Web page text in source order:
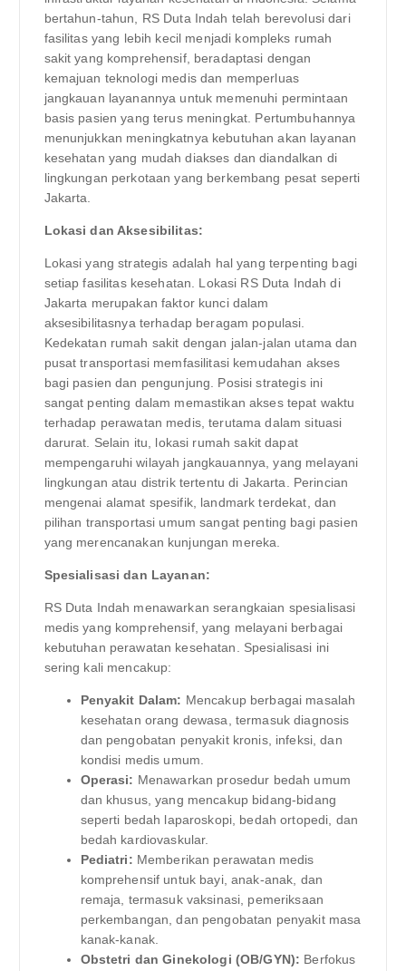
bertahun-tahun, RS Duta Indah telah berevolusi dari
fasilitas yang lebih kecil menjadi kompleks rumah
sakit yang komprehensif, beradaptasi dengan
kemajuan teknologi medis dan memperluas
jangkauan layanannya untuk memenuhi permintaan
basis pasien yang terus meningkat. Pertumbuhannya
menunjukkan meningkatnya kebutuhan akan layanan
kesehatan yang mudah diakses dan diandalkan di
lingkungan perkotaan yang berkembang pesat seperti
Jakarta.
Lokasi dan Aksesibilitas:
Lokasi yang strategis adalah hal yang terpenting bagi
setiap fasilitas kesehatan. Lokasi RS Duta Indah di
Jakarta merupakan faktor kunci dalam
aksesibilitasnya terhadap beragam populasi.
Kedekatan rumah sakit dengan jalan-jalan utama dan
pusat transportasi memfasilitasi kemudahan akses
bagi pasien dan pengunjung. Posisi strategis ini
sangat penting dalam memastikan akses tepat waktu
terhadap perawatan medis, terutama dalam situasi
darurat. Selain itu, lokasi rumah sakit dapat
mempengaruhi wilayah jangkauannya, yang melayani
lingkungan atau distrik tertentu di Jakarta. Perincian
mengenai alamat spesifik, landmark terdekat, dan
pilihan transportasi umum sangat penting bagi pasien
yang merencanakan kunjungan mereka.
Spesialisasi dan Layanan:
RS Duta Indah menawarkan serangkaian spesialisasi
medis yang komprehensif, yang melayani berbagai
kebutuhan perawatan kesehatan. Spesialisasi ini
sering kali mencakup:
Penyakit Dalam: Mencakup berbagai masalah
kesehatan orang dewasa, termasuk diagnosis
dan pengobatan penyakit kronis, infeksi, dan
kondisi medis umum.
Operasi: Menawarkan prosedur bedah umum
dan khusus, yang mencakup bidang-bidang
seperti bedah laparoskopi, bedah ortopedi, dan
bedah kardiovaskular.
Pediatri: Memberikan perawatan medis
komprehensif untuk bayi, anak-anak, dan
remaja, termasuk vaksinasi, pemeriksaan
perkembangan, dan pengobatan penyakit masa
kanak-kanak.
Obstetri dan Ginekologi (OB/GYN): Berfokus